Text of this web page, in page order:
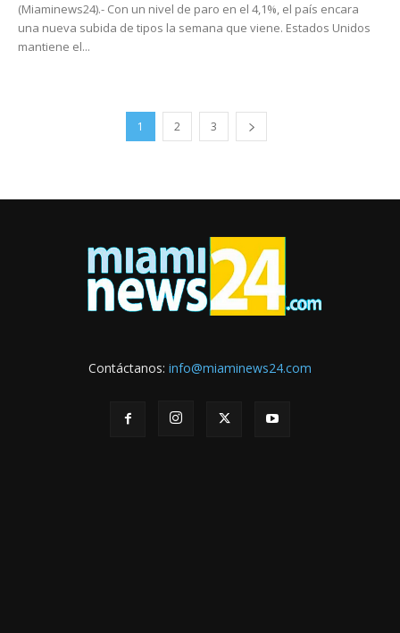
(Miaminews24).- Con un nivel de paro en el 4,1%, el país encara
una nueva subida de tipos la semana que viene. Estados Unidos
mantiene el...
1 2 3
Contáctanos: info@miaminews24.com